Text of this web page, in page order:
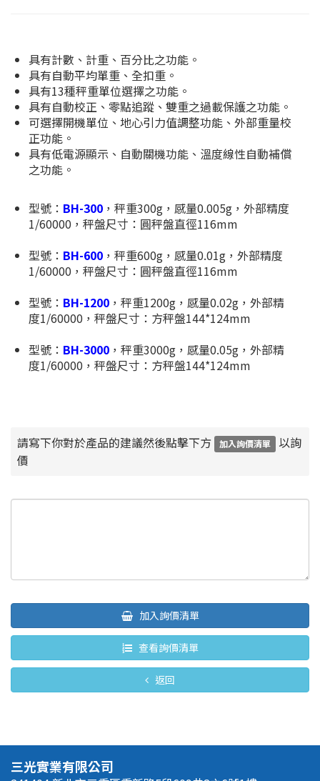
具有計數、計重、百分比之功能。
具有自動平均單重、全扣重。
具有13種秤重單位選擇之功能。
具有自動校正、零點追蹤、雙重之過載保護之功能。
可選擇開機單位、地心引力值調整功能、外部重量校
正功能。
具有低電源顯示、自動關機功能、溫度線性自動補償
之功能。
型號： BH-300 ，秤重300g，感量0.005g，外部精度
1/60000，秤盤尺寸：圓秤盤直徑116mm
型號： BH-600 ，秤重600g，感量0.01g，外部精度
1/60000，秤盤尺寸：圓秤盤直徑116mm
型號： BH-1200 ，秤重1200g，感量0.02g，外部精
度1/60000，秤盤尺寸：方秤盤144*124mm
型號： BH-3000 ，秤重3000g，感量0.05g，外部精
度1/60000，秤盤尺寸：方秤盤144*124mm
請寫下你對於產品的建議然後點擊下方 加入詢價清單
以詢
價
加入詢價清單
查看詢價清單
返回
三光實業有限公司